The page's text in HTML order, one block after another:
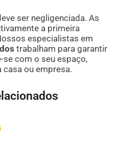
ser negligenciada. As
a primeira
especialistas em
trabalham para garantir
se com o seu espaço,
casa ou empresa.